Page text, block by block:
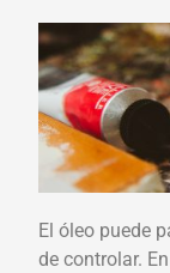
El óleo puede
de controlar.